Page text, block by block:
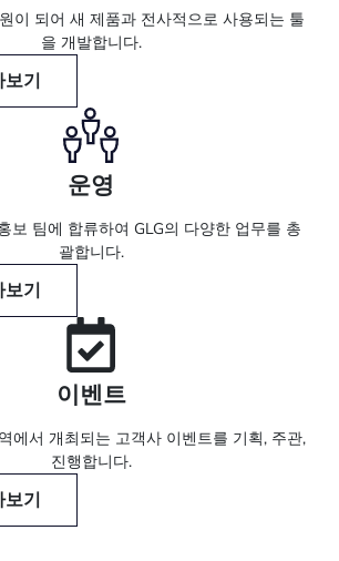
이 되어 새 제품과 전사적으로 사용되는 툴
을 개발합니다.
기
운영
보 팀에 합류하여 GLG의 다양한 업무를 총
괄합니다.
기
이벤트
에서 개최되는 고객사 이벤트를 기획, 주관,
진행합니다.
기